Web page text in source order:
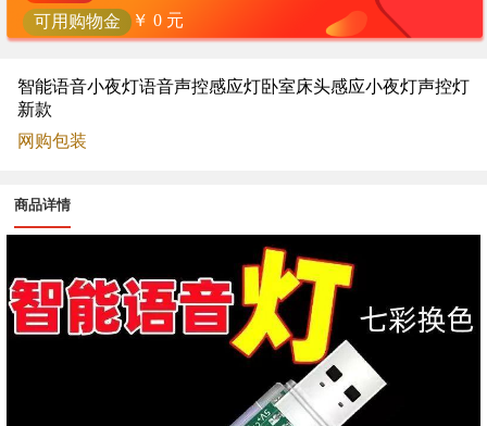
可用购物金
￥ 0 元
智能语音小夜灯语音声控感应灯卧室床头感应小夜灯声控灯
新款
网购包装
商品详情